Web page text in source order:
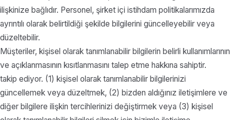
ilişkinize bağlıdır. Personel, şirket içi istihdam politikalarımızda
ayrıntılı olarak belirtildiği şekilde bilgilerini güncelleyebilir veya
düzeltebilir.
Müşteriler, kişisel olarak tanımlanabilir bilgilerin belirli kullanımlarının
ve açıklanmasının kısıtlanmasını talep etme hakkına sahiptir.
takip ediyor. (1) kişisel olarak tanımlanabilir bilgilerinizi
güncellemek veya düzeltmek, (2) bizden aldığınız iletişimlere ve
diğer bilgilere ilişkin tercihlerinizi değiştirmek veya (3) kişisel